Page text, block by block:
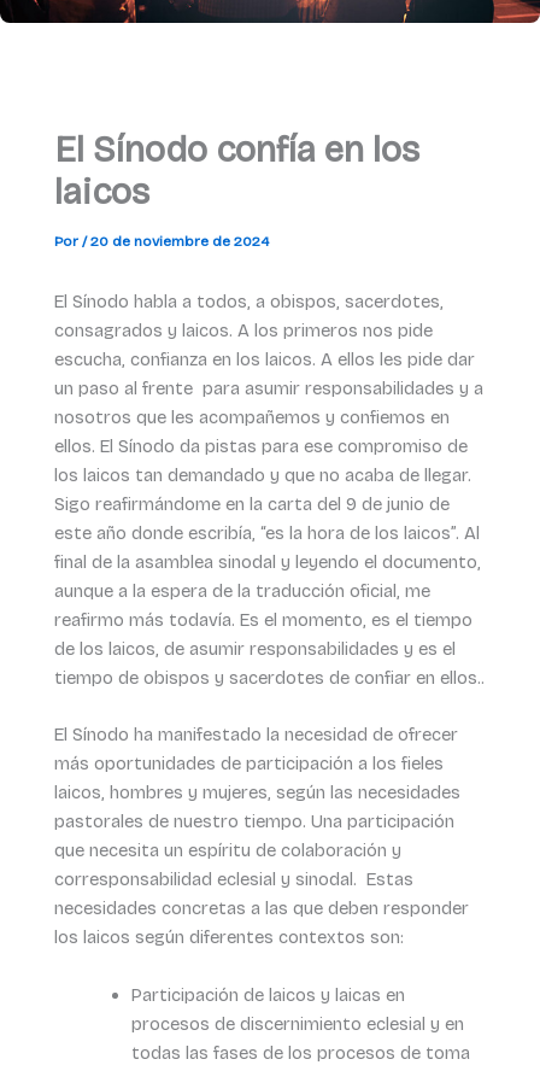
El Sínodo confía en los
laicos
Por /20 de noviembre de 2024
El Sínodo habla a todos, a obispos, sacerdotes,
consagrados y laicos. A los primeros nos pide
escucha, confianza en los laicos. A ellos les pide dar
un paso al frente para asumir responsabilidades y a
nosotros que les acompañemos y confiemos en
ellos. El Sínodo da pistas para ese compromiso de
los laicos tan demandado y que no acaba de llegar.
Sigo reafirmándome en la carta del 9 de junio de
este año donde escribía, “es la hora de los laicos”. Al
final de la asamblea sinodal y leyendo el documento,
aunque a la espera de la traducción oficial, me
reafirmo más todavía. Es el momento, es el tiempo
de los laicos, de asumir responsabilidades y es el
tiempo de obispos y sacerdotes de confiar en ellos..
El Sínodo ha manifestado la necesidad de ofrecer
más oportunidades de participación a los fieles
laicos, hombres y mujeres, según las necesidades
pastorales de nuestro tiempo. Una participación
que necesita un espíritu de colaboración y
corresponsabilidad eclesial y sinodal. Estas
necesidades concretas a las que deben responder
los laicos según diferentes contextos son:
Participación de laicos y laicas en
procesos de discernimiento eclesial y en
todas las fases de los procesos de toma